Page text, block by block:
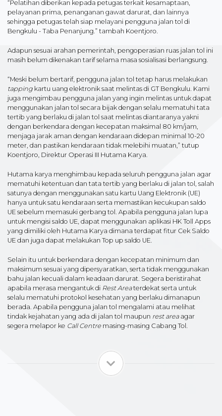
“Pelatihan diberikan kepada petugas terkait kesamaptaan,
pelayanan prima, penanganan gawat darurat, dan lainnya
sehingga petugas telah siap melayani pengguna jalan tol di
Bengkulu - Taba Penanjung.” tambah Koentjoro.
Adapun sesuai arahan pemerintah, pengoperasian ruas jalan tol ini
masih belum dikenakan tarif selama masa sosialisasi berlangsung.
“Meski belum bertarif, pengguna jalan tol tetap harus melakukan
tapping kartu uang elektronik saat melintas di GT Bengkulu. Kami
juga mengimbau pengguna jalan yang ingin melintas untuk dapat
menggunakan jalan tol secara bijak dengan selalu mematuhi tata
tertib yang berlaku di jalan tol saat melintas diantaranya yakni
dengan berkendara dengan kecepatan maksimal 80 km/jam,
menjaga jarak aman dengan kendaraan didepan minimal 10-20
meter, dan pastikan kendaraan tidak melebihi muatan,” tutup
Koentjoro, Direktur Operasi III Hutama Karya.
Hutama karya menghimbau kepada seluruh pengguna jalan agar
mematuhi ketentuan dan tata tertib yang berlaku di jalan tol, salah
satunya dengan menggunakan satu kartu Uang Elektronik (UE)
hanya untuk satu kendaraan serta memastikan kecukupan saldo
UE sebelum memasuki gerbang tol. Apabila pengguna jalan lupa
untuk mengisi saldo UE, dapat menggunakan aplikasi HK Toll Apps
yang dimiliki oleh Hutama Karya dimana terdapat fitur Cek Saldo
UE dan juga dapat melakukan Top up saldo UE.
Selain itu untuk berkendara dengan kecepatan minimum dan
maksimum sesuai yang dipersyaratkan, serta tidak menggunakan
bahu jalan kecuali dalam keadaan darurat. Segera beristirahat
apabila merasa mengantuk di Rest Areaterdekat serta untuk
selalu mematuhi protokol kesehatan yang berlaku dimanapun
berada. Apabila pengguna jalan tol mengalami atau melihat
tindak kejahatan yang ada di jalan tol maupun rest area agar
segera melapor ke Call Centre masing-masing Cabang Tol.